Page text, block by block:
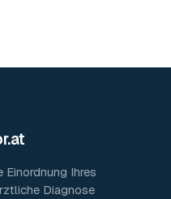
at
Ihres
Diagnose